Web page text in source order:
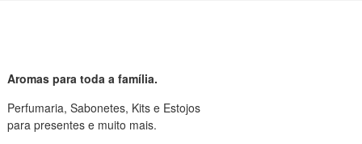
Aromas para toda a família.
Perfumaria, Sabonetes, Kits e Estojos
para presentes e muito mais.